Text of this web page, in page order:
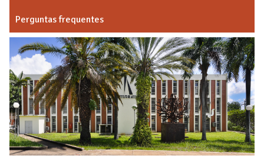
Perguntas frequentes